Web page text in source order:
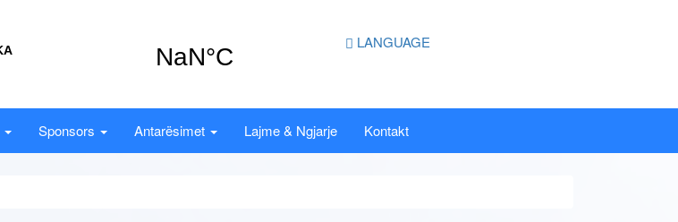
LANGUAGE
Sponsors Antarësimet Lajme & Ngjarje Kontakt